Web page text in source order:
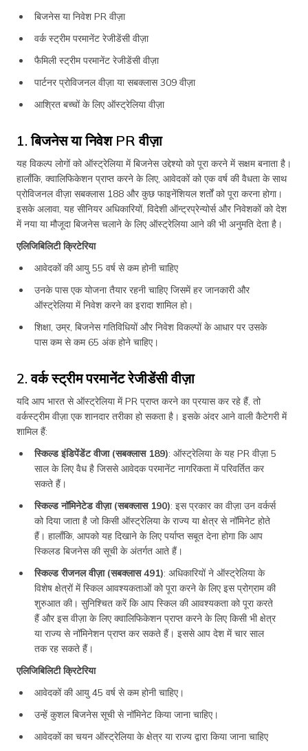
बिजनेस या निवेश PR वीज़ा
वर्क स्ट्रीम परमानेंट रेजीडेंसी वीज़ा
फैमिली स्ट्रीम परमानेंट रेजीडेंसी वीज़ा
पार्टनर प्रोविजनल वीज़ा या सबक्लास 309 वीज़ा
आश्रित बच्चों के लिए ऑस्ट्रेलिया वीज़ा
1. बिजनेस या निवेश PR वीज़ा
यह विकल्प लोगों को ऑस्ट्रेलिया में बिजनेस उद्देश्यो को पूरा करने में सक्षम बनाता है।
हालाँकि, क्वालिफिकेशन प्राप्त करने के लिए, आवेदकों को एक वर्ष की वैधता के साथ
प्रोविजनल वीज़ा सबक्लास 188 और कुछ फाइनेंशियल शर्तों को पूरा करना होगा।
इसके अलावा, यह सीनियर अधिकारियों, विदेशी ऑन्ट्रप्रेन्योर्स और निवेशकों को देश
में नया या मौजूदा बिजनेस चलाने के लिए ऑस्ट्रेलिया आने की भी अनुमति देता है।
एलिजिबिलिटी क्रिटेरिया
आवेदकों की आयु 55 वर्ष से कम होनी चाहिए
उनके पास एक योजना तैयार रहनी चाहिए जिसमें हर जानकारी और
ऑस्ट्रेलिया में निवेश करने का इरादा शामिल हो।
शिक्षा, उम्र, बिजनेस गतिविधियों और निवेश विकल्पों के आधार पर उसके
पास कम से कम 65 अंक होने चाहिए।
2. वर्क स्ट्रीम परमानेंट रेजीडेंसी वीज़ा
यदि आप भारत से ऑस्ट्रेलिया में PR प्राप्त करने का प्रयास कर रहे हैं, तो
वर्कस्ट्रीम वीज़ा एक शानदार तरीका हो सकता है। इसके अंदर आने वाली कैटेगरी में
शामिल हैं:
स्किल्ड इंडिपेंडेंट वीजा (सबक्लास 189): ऑस्ट्रेलिया के यह PR वीज़ा 5
साल के लिए वैध है जिससे आवेदक परमानेंट नागरिकता में परिवर्तित कर
सकते हैं।
स्किल्ड नॉमिनेटेड वीज़ा (सबक्लास 190): इस प्रकार का वीज़ा उन वर्कर्स
को दिया जाता है जो किसी ऑस्ट्रेलिया के राज्य या क्षेत्र से नॉमिनेट होते
हैं। हालाँकि, आपको यह दिखाने के लिए पर्याप्त सबूत देना होगा कि आप
स्किलड बिजनेस की सूची के अंतर्गत आते हैं।
स्किल्ड रीजनल वीज़ा (सबक्लास 491): अधिकारियों ने ऑस्ट्रेलिया के
विशेष क्षेत्रों में स्किल आवश्यकताओं को पूरा करने के लिए इस प्रोग्राम की
शुरुआत की। सुनिश्चित करें कि आप स्किल की आवश्यकता को पूरा करते
हैं और इस वीज़ा के लिए क्वालिफिकेशन प्राप्त करने के लिए किसी भी क्षेत्र
या राज्य से नॉमिनेशन प्राप्त कर सकते हैं। इससे आप देश में चार साल
तक रह सकते हैं।
एलिजिबिलिटी क्रिटेरिया
आवेदकों की आयु 45 वर्ष से कम होनी चाहिए।
उन्हें कुशल बिजनेस सूची से नॉमिनेट किया जाना चाहिए।
आवेदकों का चयन ऑस्ट्रेलिया के क्षेत्र या राज्य द्वारा किया जाना चाहिए